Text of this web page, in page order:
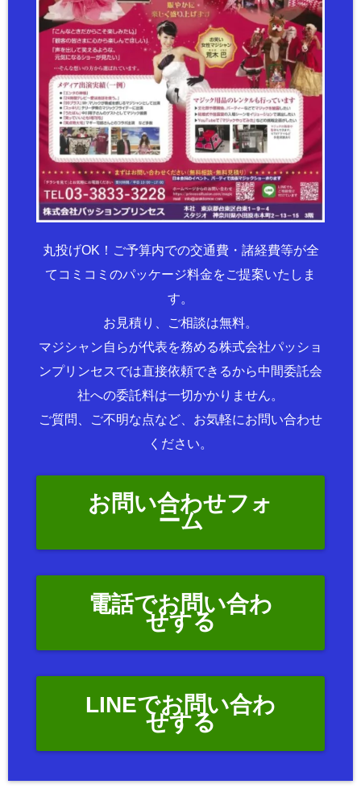
丸投げOK！ご予算内での交通費・諸経費等が全
てコミコミのパッケージ料金をご提案いたしま
す。
お見積り、ご相談は無料。
マジシャン自らが代表を務める株式会社パッショ
ンプリンセスでは直接依頼できるから中間委託会
社への委託料は一切かかりません。
ご質問、ご不明な点など、お気軽にお問い合わせ
ください。
お問い合わせフォ
ーム
電話でお問い合わ
せする
LINEでお問い合わ
せする